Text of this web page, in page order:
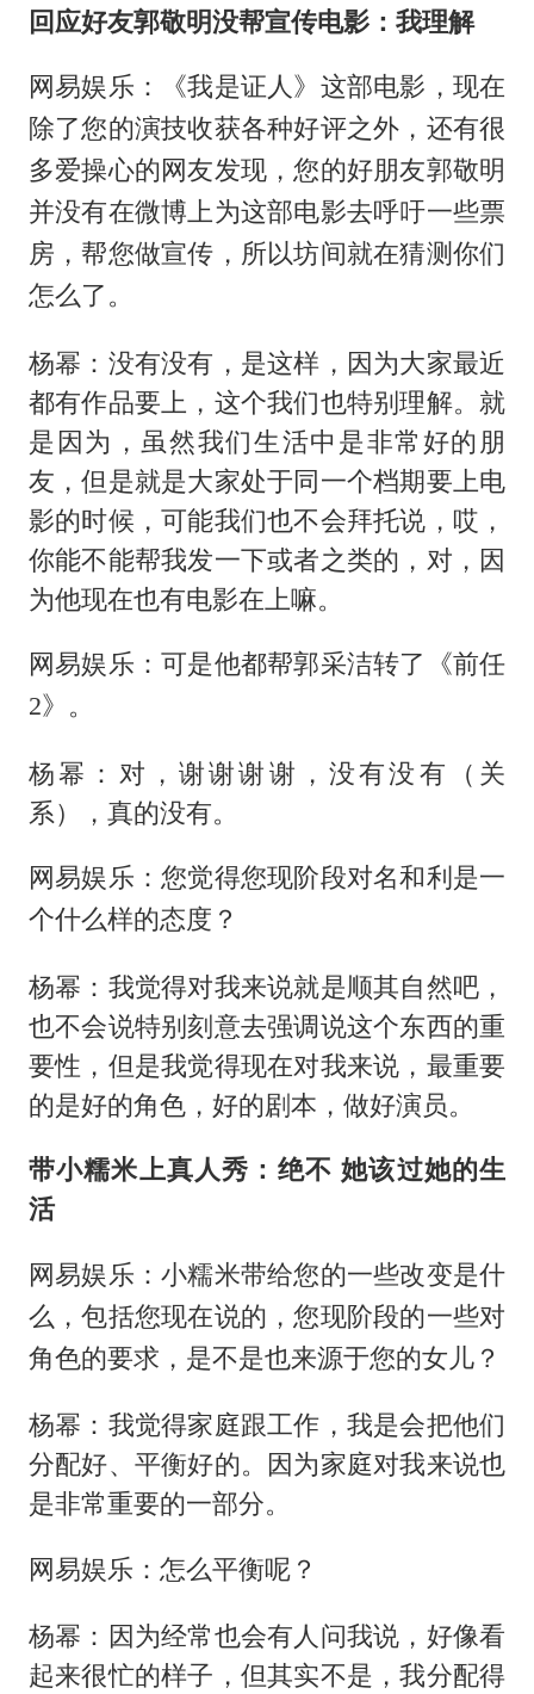
回应好友郭敬明没帮宣传电影：我理解
网易娱乐：《我是证人》这部电影，现在
除了您的演技收获各种好评之外，还有很
多爱操心的网友发现，您的好朋友郭敬明
并没有在微博上为这部电影去呼吁一些票
房，帮您做宣传，所以坊间就在猜测你们
怎么了。
杨幂：没有没有，是这样，因为大家最近
都有作品要上，这个我们也特别理解。就
是因为，虽然我们生活中是非常好的朋
友，但是就是大家处于同一个档期要上电
影的时候，可能我们也不会拜托说，哎，
你能不能帮我发一下或者之类的，对，因
为他现在也有电影在上嘛。
网易娱乐：可是他都帮郭采洁转了《前任
2》。
杨幂：对，谢谢谢谢，没有没有（关
系），真的没有。
网易娱乐：您觉得您现阶段对名和利是一
个什么样的态度？
杨幂：我觉得对我来说就是顺其自然吧，
也不会说特别刻意去强调说这个东西的重
要性，但是我觉得现在对我来说，最重要
的是好的角色，好的剧本，做好演员。
带小糯米上真人秀：绝不她该过她的生
活
网易娱乐：小糯米带给您的一些改变是什
么，包括您现在说的，您现阶段的一些对
角色的要求，是不是也来源于您的女儿？
杨幂：我觉得家庭跟工作，我是会把他们
分配好、平衡好的。因为家庭对我来说也
是非常重要的一部分。
网易娱乐：怎么平衡呢？
杨幂：因为经常也会有人问我说，好像看
起来很忙的样子，但其实不是，我分配得